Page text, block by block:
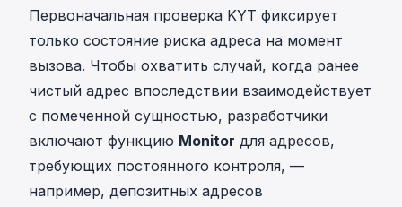
Первоначальная проверка KYT фиксирует
только состояние риска адреса на момент
вызова. Чтобы охватить случай, когда ранее
чистый адрес впоследствии взаимодействует
с помеченной сущностью, разработчики
включают функцию Monitor для адресов,
требующих постоянного контроля, —
например, депозитных адресов